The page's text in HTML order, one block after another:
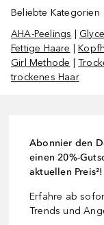
Beliebte Kategorien
AHA-Peelings
Fettige Haare |
Girl Methode |
trockenes Haar
Abonnier den
einen 20%-
aktuellen Preis²!
Erfahre ab
Trends und